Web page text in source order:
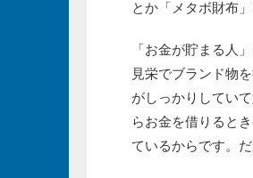
とか「メタボ財布
「お金が貯まる人
見栄でブランド物
がしっかりしてい
らお金を借りると
ているからです。